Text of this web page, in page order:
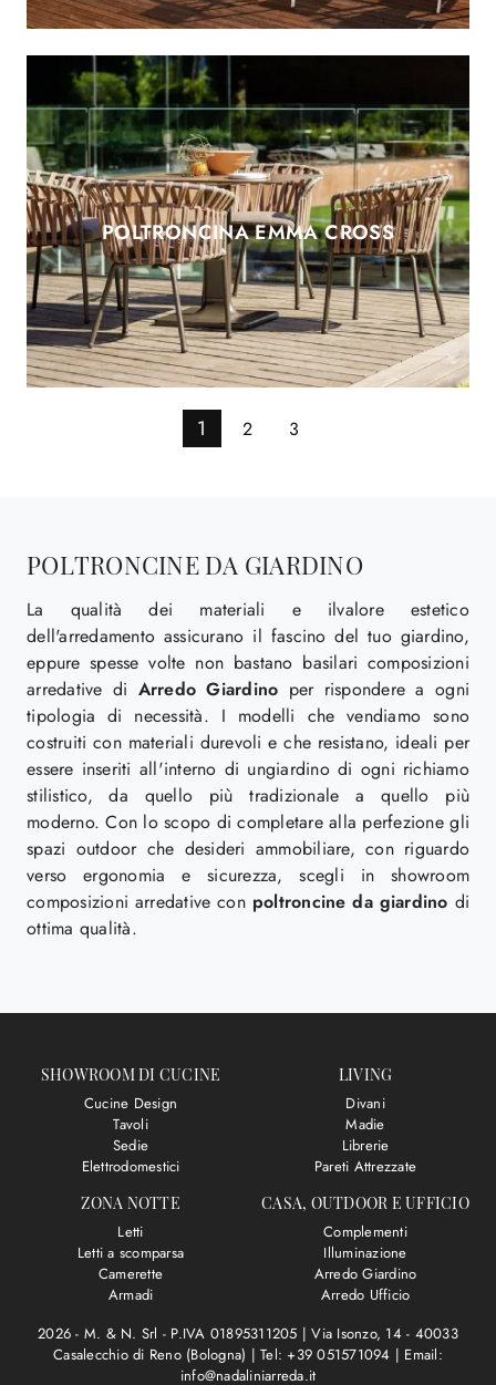
POLTRONCINA EMMA CROSS
1 2 3
POLTRONCINE DA GIARDINO
La qualità dei materiali e ilvalore estetico
dell'arredamento assicurano il fascino del tuo giardino,
eppure spesse volte non bastano basilari composizioni
arredative di Arredo Giardino per rispondere a ogni
tipologia di necessità. I modelli che vendiamo sono
costruiti con materiali durevoli e che resistano, ideali per
essere inseriti all'interno di ungiardino di ogni richiamo
stilistico, da quello più tradizionale a quello più
moderno. Con lo scopo di completare alla perfezione gli
spazi outdoor che desideri ammobiliare, con riguardo
verso ergonomia e sicurezza, scegli in showroom
composizioni arredative con poltroncine da giardino di
ottima qualità.
SHOWROOM DI CUCINE
Cucine Design
Tavoli
Sedie
Elettrodomestici
LIVING
Divani
Madie
Librerie
Pareti Attrezzate
ZONA NOTTE
Letti
Letti a scomparsa
Camerette
Armadi
CASA, OUTDOOR E UFFICIO
Complementi
Illuminazione
Arredo Giardino
Arredo Ufficio
2026 - M. & N. Srl - P.IVA 01895311205 |Via Isonzo, 14 - 40033
Casalecchio di Reno (Bologna) |Tel: +39 051571094 | Email:
info@nadaliniarreda.it